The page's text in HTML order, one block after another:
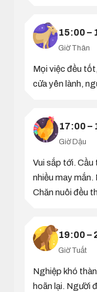
15:00 –
Giờ Thân
Mọi việc đều
cửa yên lành,
17:00 –
Giờ Dậu
Vui sắp tới. Cầu
nhiều may mắn.
Chăn nuôi đều
19:00 –
Giờ Tuất
Nghiệp khó
hoãn lại. Người